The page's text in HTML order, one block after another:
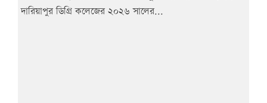
দারিয়াপুর ডিগ্রি কলেজের ২০২৬ সালের...